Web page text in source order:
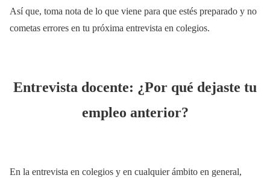
Así que, toma nota de lo que viene para que estés preparado y no
cometas errores en tu próxima entrevista en colegios.
Entrevista docente: ¿Por qué dejaste tu
empleo anterior?
En la entrevista en colegios y en cualquier ámbito en general,